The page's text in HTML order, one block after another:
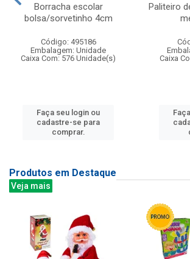
Borracha escolar
bolsa/sorvetinho 4cm
Código: 495186
Embalagem: Unidade
Caixa Com: 576 Unidade(s)
Faça seu login ou
cadastre-se para
comprar.
Paliteiro
Caixa
Produtos em Destaque
Veja mais